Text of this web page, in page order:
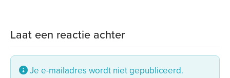
Laat een reactie achter
Je e-mailadres wordt niet gepubliceerd.